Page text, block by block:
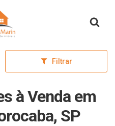
inicial
Filtrar
à Venda em
SP